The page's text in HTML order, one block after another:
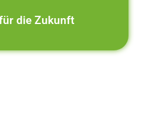
die Zukunft